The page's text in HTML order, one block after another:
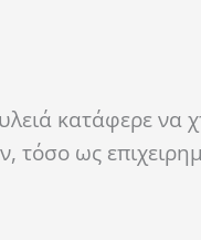
κατάφερε να
τόσο ως